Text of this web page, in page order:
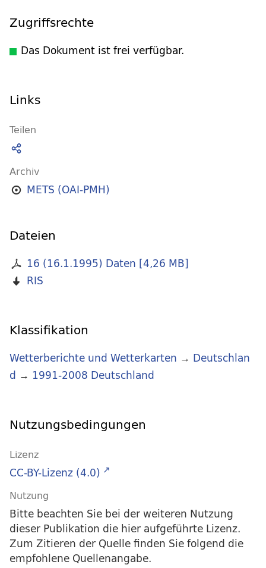
Zugriffsrechte
Das Dokument ist frei verfügbar.
Links
Teilen
Archiv
METS (OAI-PMH)
Dateien
16 (16.1.1995) Daten [4,26 MB]
RIS
Klassifikation
Wetterberichte und Wetterkarten → Deutschlan
d → 1991-2008 Deutschland
Nutzungsbedingungen
Lizenz
CC-BY-Lizenz (4.0)
Nutzung
Bitte beachten Sie bei der weiteren Nutzung
dieser Publikation die hier aufgeführte Lizenz.
Zum Zitieren der Quelle finden Sie folgend die
empfohlene Quellenangabe.